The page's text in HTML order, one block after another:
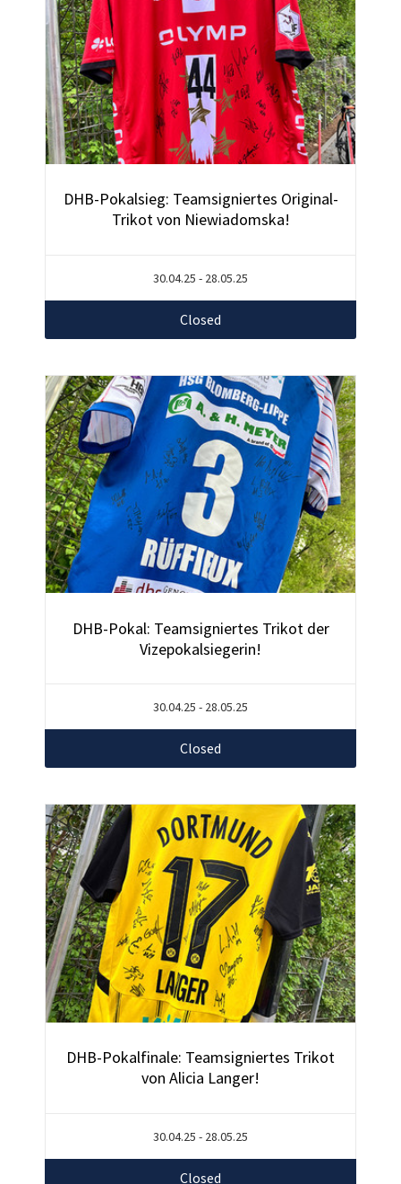
DHB-Pokalsieg: Teamsigniertes Original-
Trikot von Niewiadomska!
30.04.25 - 28.05.25
Closed
DHB-Pokal: Teamsigniertes Trikot der
Vizepokalsiegerin!
30.04.25 - 28.05.25
Closed
DHB-Pokalfinale: Teamsigniertes Trikot
von Alicia Langer!
30.04.25 - 28.05.25
Closed